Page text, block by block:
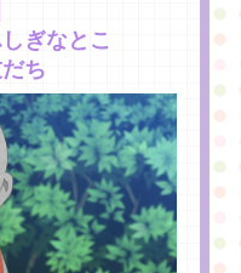
ぎなとこ
ち